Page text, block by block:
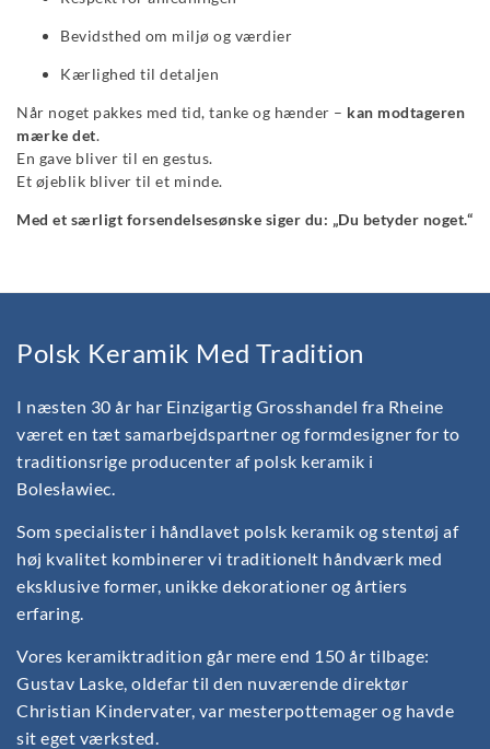
Bevidsthed om miljø og værdier
Kærlighed til detaljen
Når noget pakkes med tid, tanke og hænder – kan modtageren
mærke det.
En gave bliver til en gestus.
Et øjeblik bliver til et minde.
Med et særligt forsendelsesønske siger du: „Du betyder noget.“
Polsk Keramik Med Tradition
I næsten 30 år har Einzigartig Grosshandel fra Rheine
været en tæt samarbejdspartner og formdesigner for to
traditionsrige producenter af polsk keramik i
Bolesławiec.
Som specialister i håndlavet polsk keramik og stentøj af
høj kvalitet kombinerer vi traditionelt håndværk med
eksklusive former, unikke dekorationer og årtiers
erfaring.
Vores keramiktradition går mere end 150 år tilbage:
Gustav Laske, oldefar til den nuværende direktør
Christian Kindervater, var mesterpottemager og havde
sit eget værksted.